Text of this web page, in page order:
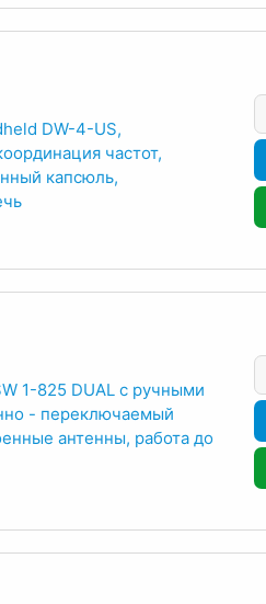
DW-4-US,
частот,
капсюль,
1-825 DUAL с ручными
- переключаемый
антенны, работа до